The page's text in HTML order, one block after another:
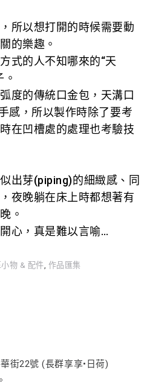
所以想打開的時候需要動
的樂趣。
式的人不知哪來的“天
度的傳統口金包，天溝口
感，所以製作時除了要考
在凹槽處的處理也考驗技
出芽(piping)的細緻感、同
夜晚躺在床上時都想著有
。
心，真是難以言喻…
小物 & 配件 作品匯集
街22號 (長群享享•日荷)